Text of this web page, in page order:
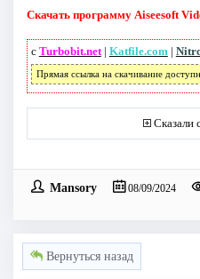
Скачать программу Aiseesoft
с Turbobit.net| Katfile.com|
Прямая ссылка на скачивание
Сказали
Mansory 08/09/2024
Вернуться назад